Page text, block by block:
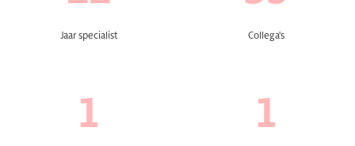
Jaar specialist Collega's
1 1